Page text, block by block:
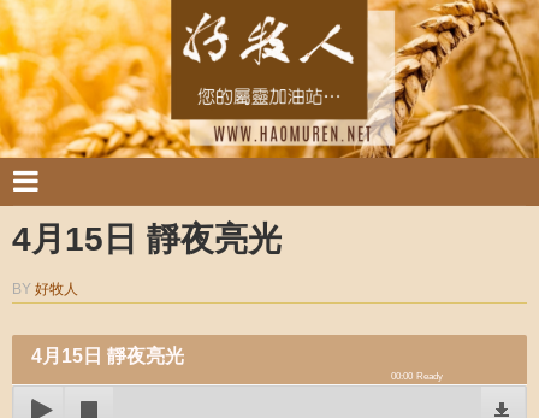
4月15日 靜夜亮光
BY 好牧人
4月15日 靜夜亮光
00:00 Ready